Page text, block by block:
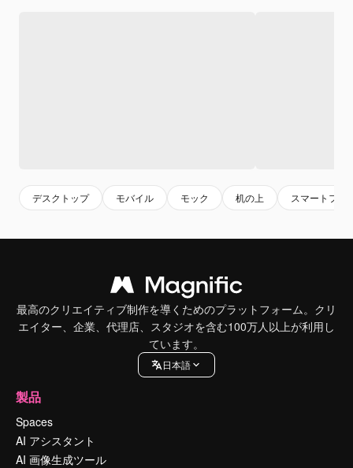
デスクトップ モバイル モック 机の上 スマートフォ
最高のクリエイティブ制作を導くためのプラットフォーム。クリ
エイター、企業、代理店、スタジオを含む100万人以上が利用し
ています。
日本語
製品
Spaces
AI アシスタント
AI 画像生成ツール